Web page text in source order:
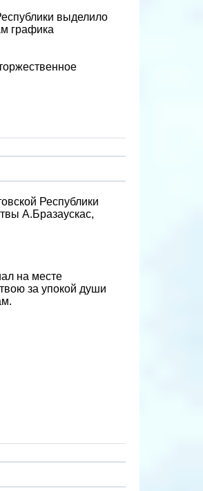
выделило
графика
Республики
А.Бразаускас,
на месте
за упокой души